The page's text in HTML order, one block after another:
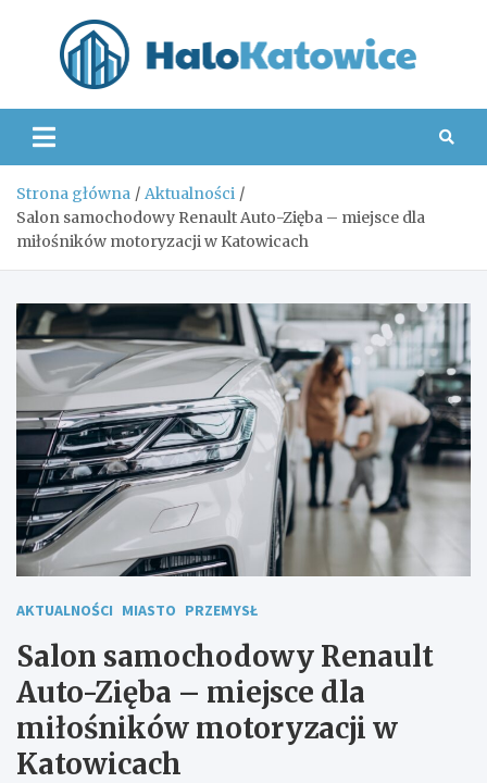
Strona główna
Aktualności
Salon samochodowy Renault Auto-Zięba – miejsce dla
miłośników motoryzacji w Katowicach
AKTUALNOŚCI MIASTO PRZEMYSŁ
Salon samochodowy Renault
Auto-Zięba – miejsce dla
miłośników motoryzacji w
Katowicach